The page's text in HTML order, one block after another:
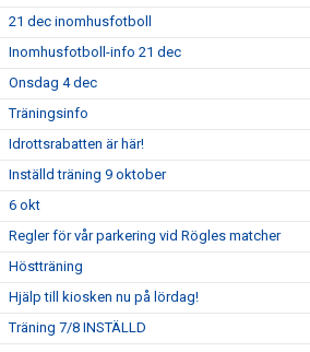
21 dec inomhusfotboll
Inomhusfotboll-info 21 dec
Onsdag 4 dec
Träningsinfo
Idrottsrabatten är här!
Inställd träning 9 oktober
6 okt
Regler för vår parkering vid Rögles matcher
Höstträning
Hjälp till kiosken nu på lördag!
Träning 7/8 INSTÄLLD